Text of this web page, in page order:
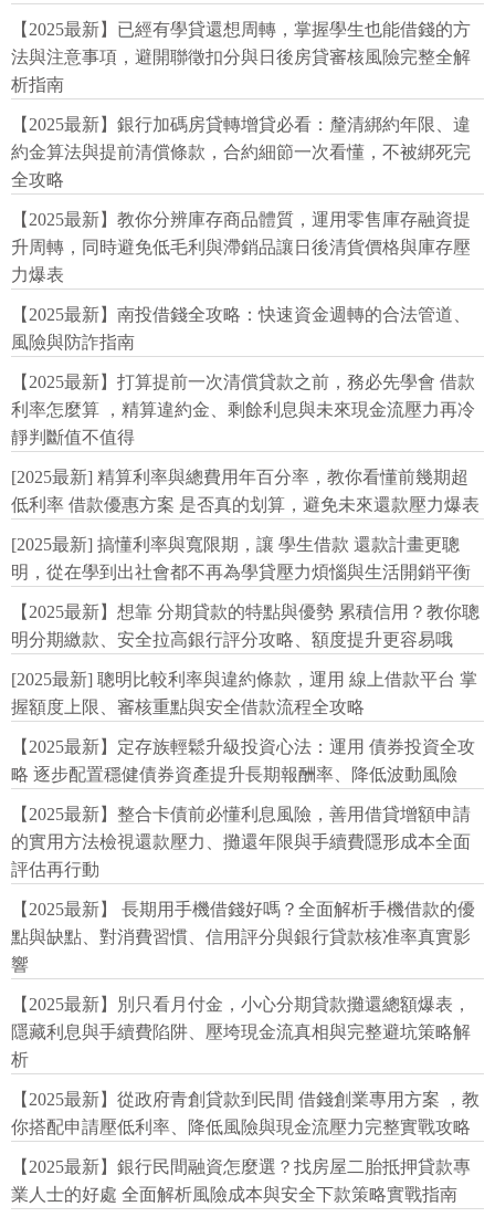
【2025最新】已經有學貸還想周轉，掌握學生也能借錢的方
法與注意事項，避開聯徵扣分與日後房貸審核風險完整全解
析指南
【2025最新】銀行加碼房貸轉增貸必看：釐清綁約年限、違
約金算法與提前清償條款，合約細節一次看懂，不被綁死完
全攻略
【2025最新】教你分辨庫存商品體質，運用零售庫存融資提
升周轉，同時避免低毛利與滯銷品讓日後清貨價格與庫存壓
力爆表
【2025最新】南投借錢全攻略：快速資金週轉的合法管道、
風險與防詐指南
【2025最新】打算提前一次清償貸款之前，務必先學會 借款
利率怎麼算 ，精算違約金、剩餘利息與未來現金流壓力再冷
靜判斷值不值得
[2025最新] 精算利率與總費用年百分率，教你看懂前幾期超
低利率 借款優惠方案 是否真的划算，避免未來還款壓力爆表
[2025最新] 搞懂利率與寬限期，讓 學生借款 還款計畫更聰
明，從在學到出社會都不再為學貸壓力煩惱與生活開銷平衡
【2025最新】想靠 分期貸款的特點與優勢 累積信用？教你聰
明分期繳款、安全拉高銀行評分攻略、額度提升更容易哦
[2025最新] 聰明比較利率與違約條款，運用 線上借款平台 掌
握額度上限、審核重點與安全借款流程全攻略
【2025最新】定存族輕鬆升級投資心法：運用 債券投資全攻
略 逐步配置穩健債券資產提升長期報酬率、降低波動風險
【2025最新】整合卡債前必懂利息風險，善用借貸增額申請
的實用方法檢視還款壓力、攤還年限與手續費隱形成本全面
評估再行動
【2025最新】 長期用手機借錢好嗎？全面解析手機借款的優
點與缺點、對消費習慣、信用評分與銀行貸款核准率真實影
響
【2025最新】別只看月付金，小心分期貸款攤還總額爆表，
隱藏利息與手續費陷阱、壓垮現金流真相與完整避坑策略解
析
【2025最新】從政府青創貸款到民間 借錢創業專用方案 ，教
你搭配申請壓低利率、降低風險與現金流壓力完整實戰攻略
【2025最新】銀行民間融資怎麼選？找房屋二胎抵押貸款專
業人士的好處 全面解析風險成本與安全下款策略實戰指南